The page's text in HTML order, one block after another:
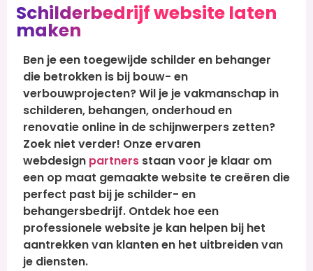
Schilderbedrijf website laten
maken
Ben je een toegewijde schilder en behanger
die betrokken is bij bouw- en
verbouwprojecten? Wil je je vakmanschap in
schilderen, behangen, onderhoud en
renovatie online in de schijnwerpers zetten?
Zoek niet verder! Onze ervaren
webdesign partnersstaan voor je klaar om
een op maat gemaakte website te creëren die
perfect past bij je schilder- en
behangersbedrijf. Ontdek hoe een
professionele website je kan helpen bij het
aantrekken van klanten en het uitbreiden van
je diensten.